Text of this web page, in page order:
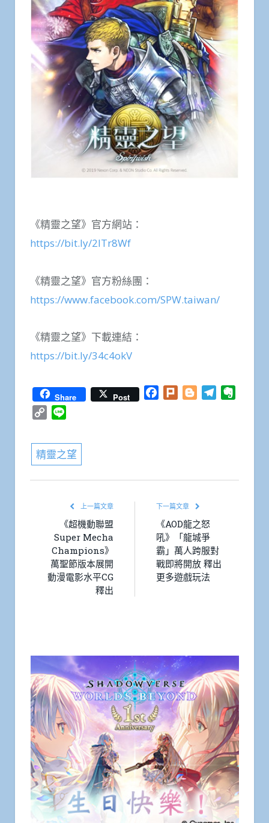
《精靈之望》官方網站：
https://bit.ly/2lTr8Wf
《精靈之望》官方粉絲團：
https://www.facebook.com/SPW.taiwan/
《精靈之望》下載連結：
https://bit.ly/34c4okV
Share Post Facebook
Plurk BloggerTelegram
Copy
精靈之望
上一篇文章
《超機動聯盟
Super Mecha
Champions》
萬聖節版本展開
動漫電影水平CG
釋出
下一篇文章
《AOD龍之怒
吼》「龍城爭
霸」萬人跨服對
戰即將開放 釋出
更多遊戲玩法